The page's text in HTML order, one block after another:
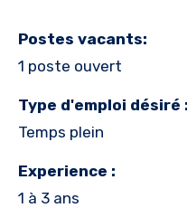
Postes vacants:
1 poste ouvert
Type d'emploi désiré :
Temps plein
Experience :
1 à 3 ans